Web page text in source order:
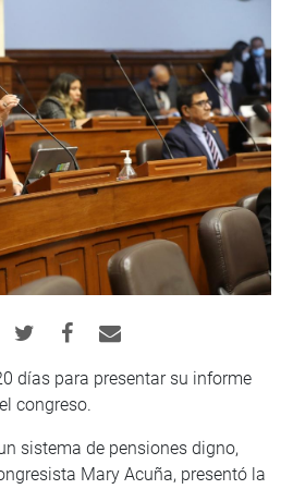
días para presentar su informe
congreso.
sistema de pensiones digno,
Mary Acuña, presentó la